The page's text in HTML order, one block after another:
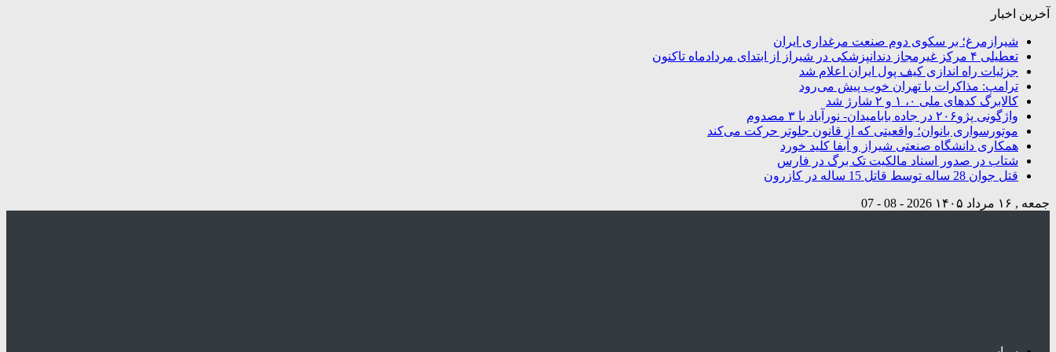
آخرین اخبار
شیرازمرغ؛ بر سکوی دوم صنعت مرغداری ایران
تعطیلی ۴ مرکز غیرمجاز دندانپزشکی در شیراز از ابتدای مردادماه تاکنون
جزئیات راه اندازی کیف پول ایران اعلام شد
ترامپ: مذاکرات با تهران خوب پیش می‌رود
کالابرگ کدهای ملی ۰، ۱ و ۲ شارژ شد
واژگونی پژو۲۰۶ در جاده بابامیدان- نورآباد با ۳ مصدوم
موتورسواری بانوان؛ واقعیتی که از قانون جلوتر حرکت می‌کند
همکاری دانشگاه صنعتی شیراز و آبفا کلید خورد
شتاب در صدور اسناد مالکیت تک برگ در فارس
قتل جوان 28 ساله توسط قاتل 15 ساله در کازرون
جمعه , ۱۶ مرداد ۱۴۰۵ 2026 - 08 - 07